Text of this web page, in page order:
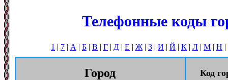
Телефонные коды
1 | 7 | А | Б | В | Г | Д | Е | Ж | З | И | Й | К | Л | М | Н |
Город Код